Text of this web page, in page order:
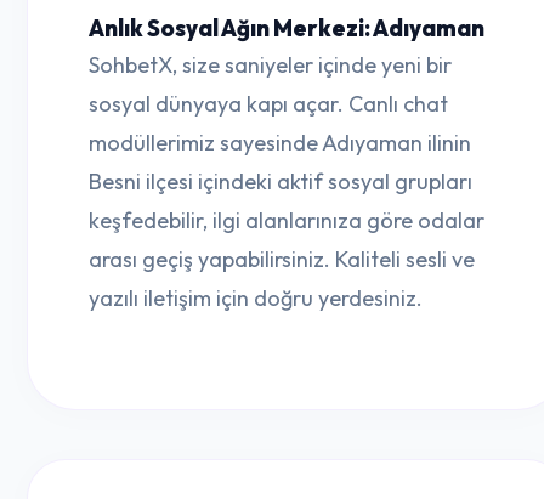
Anlık Sosyal Ağın Merkezi: Adıyaman
SohbetX, size saniyeler içinde yeni bir
sosyal dünyaya kapı açar. Canlı chat
modüllerimiz sayesinde Adıyaman ilinin
Besni ilçesi içindeki aktif sosyal grupları
keşfedebilir, ilgi alanlarınıza göre odalar
arası geçiş yapabilirsiniz. Kaliteli sesli ve
yazılı iletişim için doğru yerdesiniz.